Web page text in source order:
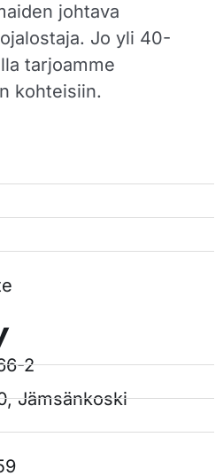
johtava
Jo yli 40-
tarjoamme
kohteisiin.
2
Jämsänkoski